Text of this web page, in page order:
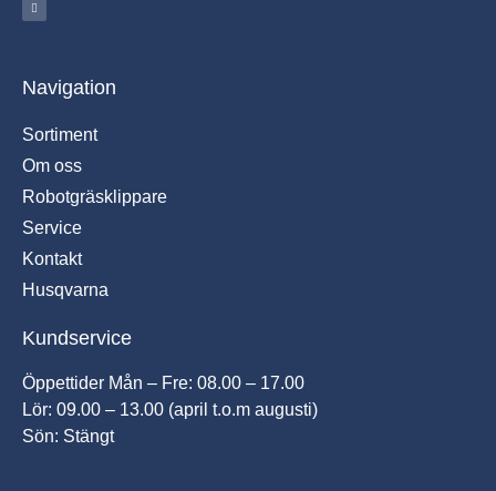
Navigation
Sortiment
Om oss
Robotgräsklippare
Service
Kontakt
Husqvarna
Kundservice
Öppettider Mån – Fre: 08.00 – 17.00
Lör: 09.00 – 13.00 (april t.o.m augusti)
Sön: Stängt